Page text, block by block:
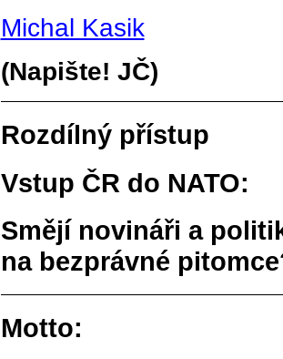
Michal Kasik
(Napište! JČ)
Rozdílný přístup
Vstup ČR do NATO:
Smějí novináři a
na bezprávné
Motto: